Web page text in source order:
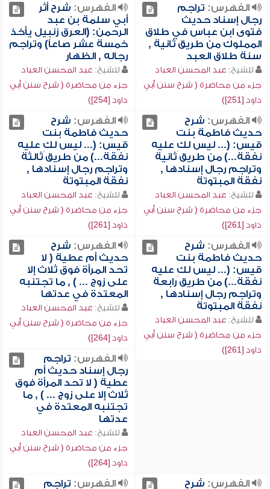
الفهرس: تراجم
رجال إسناد حديث
فتوى ابن عباس في طلاق
المملوك من طريق ثانية ,
سنة طلاق العبد
للشيخ: عبد المحسن العباد
جزء من محاضرة ( شرح سنن أبي
داود [251])
الفهرس: شرح أثر
أبي سلمة بن عبد
الرحمن: (العرق زنبيل يأخذ
خمسة عشر صاعاً) وتراجم
رجاله , الظهار
للشيخ: عبد المحسن العباد
جزء من محاضرة ( شرح سنن أبي
داود [254])
الفهرس: شرح
حديث فاطمة بنت
قيس: (... ليس لكِ عليه
نفقة...) من طريق ثانية
وتراجم رجال إسنادها ,
نفقة المبتوتة
للشيخ: عبد المحسن العباد
جزء من محاضرة ( شرح سنن أبي
داود [261])
الفهرس: شرح
حديث فاطمة بنت
قيس: (... ليس لكِ عليه
نفقة...) من طريق ثالثة
وتراجم رجال إسنادها ,
نفقة المبتوتة
للشيخ: عبد المحسن العباد
جزء من محاضرة ( شرح سنن أبي
داود [261])
الفهرس: شرح
حديث فاطمة بنت
قيس: (... ليس لكِ عليه
نفقة...) من طريق رابعة
وتراجم رجال إسنادها ,
نفقة المبتوتة
للشيخ: عبد المحسن العباد
جزء من محاضرة ( شرح سنن أبي
داود [261])
الفهرس: شرح
حديث أم عطية ( لا
تحد المرأة فوق ثلاث إلا
على زوج ... ) , ما تجتنبه
المعتدة في عدتها
للشيخ: عبد المحسن العباد
جزء من محاضرة ( شرح سنن أبي
داود [264])
الفهرس: تراجم
رجال إسناد حديث أم
عطية ( لا تحد المرأة فوق
ثلاث إلا على زوج ... ) , ما
تجتنبه المعتدة في
عدتها
للشيخ: عبد المحسن العباد
جزء من محاضرة ( شرح سنن أبي
داود [264])
الفهرس: شرح الفهرس: تراجم